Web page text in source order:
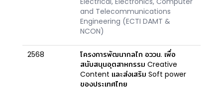
and Telecommunications
Engineering (ECTI DAMT &
NCON)
2568
โครงการพัฒนากลไก อววน. เพื่อ
สนับสนุนอุตสาหกรรม Creative
Content และส่งเสริม Soft power
ของประเทศไทย